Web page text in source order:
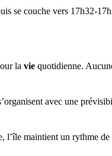
se couche vers 17h32-
la vie quotidienne.
avec une
l’île maintient un rythme de